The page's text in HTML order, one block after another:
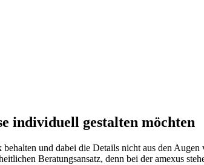
individuell gestalten möchten
und dabei die Details nicht aus den
Beratungsansatz, denn bei der amexus